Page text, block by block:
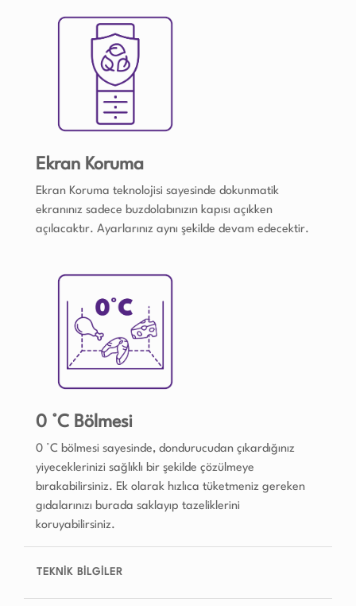
Ekran Koruma
Ekran Koruma teknolojisi sayesinde dokunmatik
ekranınız sadece buzdolabınızın kapısı açıkken
açılacaktır. Ayarlarınız aynı şekilde devam edecektir.
0 °C Bölmesi
0 °C bölmesi sayesinde, dondurucudan çıkardığınız
yiyeceklerinizi sağlıklı bir şekilde çözülmeye
bırakabilirsiniz. Ek olarak hızlıca tüketmeniz gereken
gıdalarınızı burada saklayıp tazeliklerini
koruyabilirsiniz.
TEKNİK BİLGİLER